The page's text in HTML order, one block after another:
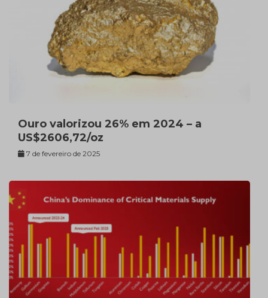
Ouro valorizou 26% em 2024 – a
US$2606,72/oz
7 de fevereiro de 2025